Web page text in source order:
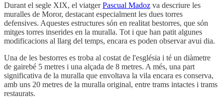
Durant el segle XIX, el viatgerPascual Madoz va descriure les
muralles de Moror, destacant especialment les dues torres
defensives. Aquestes estructures són en realitat bestorres, que són
mitges torres inserides en la muralla. Tot i que han patit algunes
modificacions al llarg del temps, encara es poden observar avui dia.
Una de les bestorres es troba al costat de l'església i té un diàmetre
de gairebé 5 metres i una alçada de 8 metres. A més, una part
significativa de la muralla que envoltava la vila encara es conserva,
amb uns 20 metres de la muralla original, entre trams intactes i trams
restaurats.